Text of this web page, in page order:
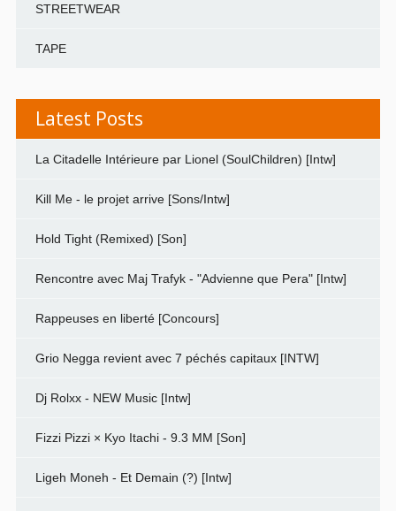
STREETWEAR
TAPE
Latest Posts
La Citadelle Intérieure par Lionel (SoulChildren) [Intw]
Kill Me - le projet arrive [Sons/Intw]
Hold Tight (Remixed) [Son]
Rencontre avec Maj Trafyk - "Advienne que Pera" [Intw]
Rappeuses en liberté [Concours]
Grio Negga revient avec 7 péchés capitaux [INTW]
Dj Rolxx - NEW Music [Intw]
Fizzi Pizzi × Kyo Itachi - 9.3 MM [Son]
Ligeh Moneh - Et Demain (?) [Intw]